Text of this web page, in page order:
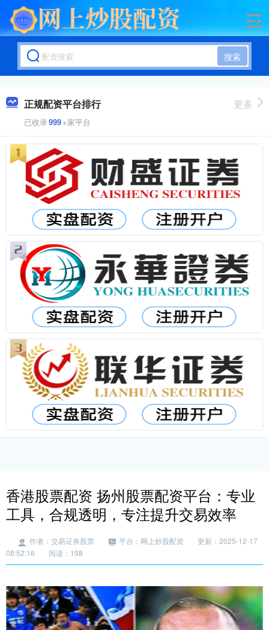
搜索
正规配资平台排行
已收录999+家平台
更多
香港股票配资 扬州股票配资平台：专业
工具，合规透明，专注提升交易效率
作者：交易证券股票 平台：网上炒股配资
更新：2025-12-17
08:52:16
阅读：198